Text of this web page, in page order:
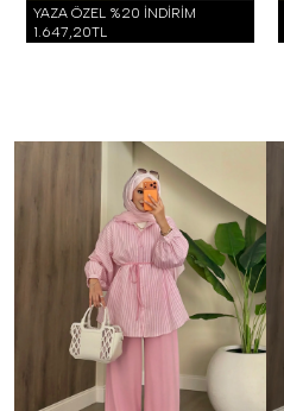
YAZA ÖZEL %20 İNDİRİM
1.647,20TL